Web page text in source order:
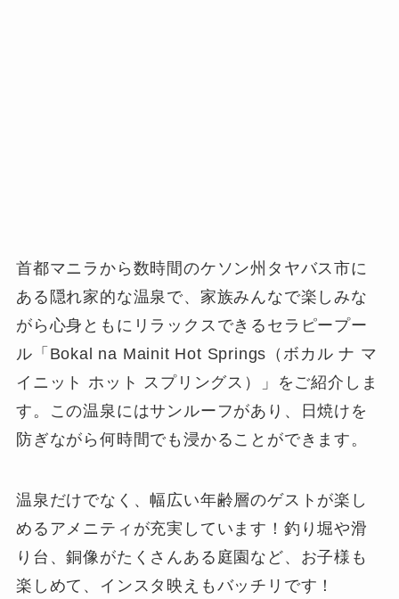
首都マニラから数時間のケソン州タヤバス市に
ある隠れ家的な温泉で、家族みんなで楽しみな
がら心身ともにリラックスできるセラピープー
ル「Bokal na Mainit Hot Springs（ボカル ナ マ
イニット ホット スプリングス）」をご紹介しま
す。この温泉にはサンルーフがあり、日焼けを
防ぎながら何時間でも浸かることができます。
温泉だけでなく、幅広い年齢層のゲストが楽し
めるアメニティが充実しています！釣り堀や滑
り台、銅像がたくさんある庭園など、お子様も
楽しめて、インスタ映えもバッチリです！